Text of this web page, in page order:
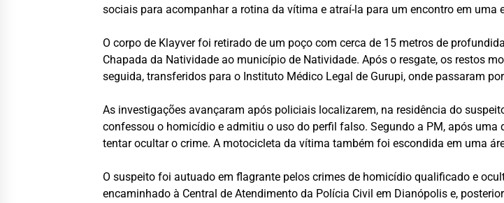
sociais para acompanhar a rotina da vítima e atraí-la para um encontro em
O corpo de Klayver foi retirado de um poço com cerca de 15 metros de
Chapada da Natividade ao município de Natividade. Após o resgate, os restos
seguida, transferidos para o Instituto Médico Legal de Gurupi, onde passaram
As investigações avançaram após policiais localizarem, na residência do
confessou o homicídio e admitiu o uso do perfil falso. Segundo a PM, após
tentar ocultar o crime. A motocicleta da vítima também foi escondida em uma
O suspeito foi autuado em flagrante pelos crimes de homicídio qualificado e
encaminhado à Central de Atendimento da Polícia Civil em Dianópolis e,